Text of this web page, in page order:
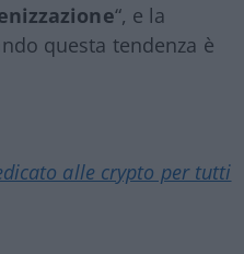
“, e la
questa tendenza è
alle crypto per tutti